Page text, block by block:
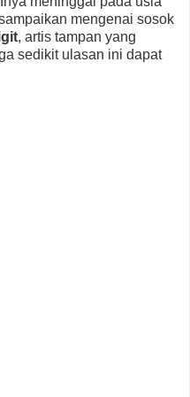
mengenai sosok
, artis tampan yang
sedikit ulasan ini dapat